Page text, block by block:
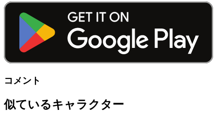
コメント
似ているキャラクター